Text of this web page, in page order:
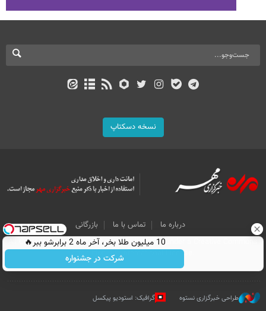
نسخه دسکتاپ
درباره ما تماس با ما
بازرگانی
All Content by Mehr News Agency is licensed under a Creative Commons
Attribution 4.0 International License.
طراحی خبرگزاری نستوه گرافیک: استودیو پیکسل
10 میلیون طلا بخر، آخر ماه 2 برابرشو ببر🔥
شرکت در جشنواره